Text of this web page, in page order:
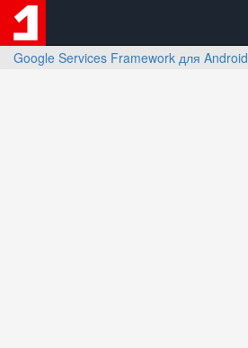
Google Services Framework для Android